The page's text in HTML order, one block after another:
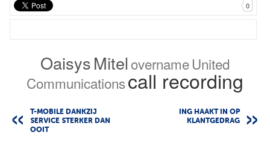
0
OaisysMitel overnameUnited
Communicationscall recording
T-MOBILE DANKZIJ
SERVICE STERKER DAN
OOIT
ING HAAKT IN OP
KLANTGEDRAG